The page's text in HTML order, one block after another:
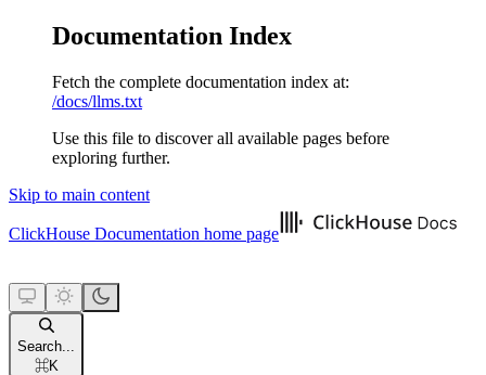
Documentation Index
Fetch the complete documentation index at:
/docs/llms.txt
Use this file to discover all available pages before
exploring further.
Skip to main content
ClickHouse Documentation home page
Search...
⌘K